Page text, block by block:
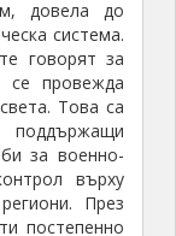
довела до
система.
говорят за
се провежда
Това са
за военно-
върху
През
постепенно